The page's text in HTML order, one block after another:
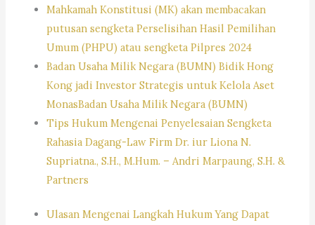
Mahkamah Konstitusi (MK) akan membacakan
putusan sengketa Perselisihan Hasil Pemilihan
Umum (PHPU) atau sengketa Pilpres 2024
Badan Usaha Milik Negara (BUMN) Bidik Hong
Kong jadi Investor Strategis untuk Kelola Aset
MonasBadan Usaha Milik Negara (BUMN)
Tips Hukum Mengenai Penyelesaian Sengketa
Rahasia Dagang-Law Firm Dr. iur Liona N.
Supriatna., S.H., M.Hum. – Andri Marpaung, S.H. &
Partners
Ulasan Mengenai Langkah Hukum Yang Dapat